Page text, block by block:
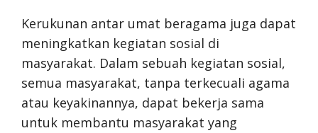
Kerukunan antar umat beragama juga dapat
meningkatkan kegiatan sosial di
masyarakat. Dalam sebuah kegiatan sosial,
semua masyarakat, tanpa terkecuali agama
atau keyakinannya, dapat bekerja sama
untuk membantu masyarakat yang